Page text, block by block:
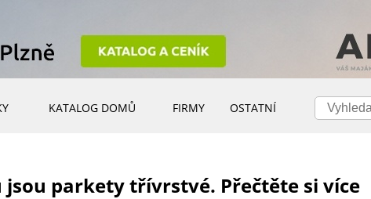
KATALOG DOMŮ FIRMY OSTATNÍ
parkety třívrstvé. Přečtěte si více